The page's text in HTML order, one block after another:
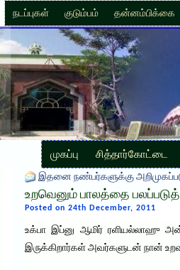
நடப்புகள் குடும்பம் தன்னம்பிக்கை
முகப்பு சித்தார்கோட்டை
இதனை நண்பர்களுக்கு
உறவெனும் பாலத்தை
Posted on 24th December, 2011
உக்பா இப்னு ஆமிர் ரளியல்லாஹு
இருக்கிறார்கள் அவர்களுடன் நான்